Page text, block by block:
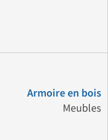
Armoire en bois
Meubles